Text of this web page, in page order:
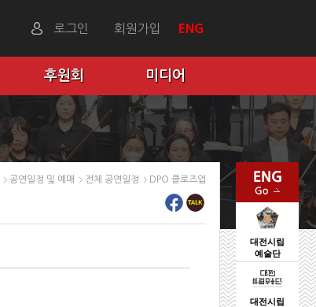
로그인 회원가입 ENG
대전시립
예술단
대전시립
후원회 미디어
공연일정 및 예매 전체 공연일정 DPO 클로즈업